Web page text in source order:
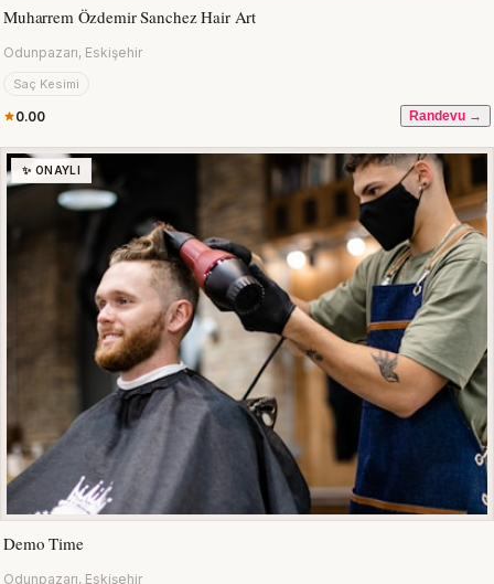
Muharrem Özdemir Sanchez Hair Art
Odunpazarı, Eskişehir
Saç Kesimi
0.00 Randevu →
✨ ONAYLI
Demo Time
Odunpazarı, Eskişehir